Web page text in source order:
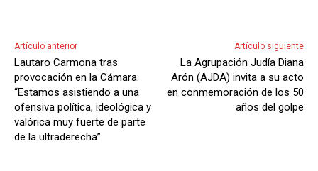
d
i
o
Artículo anterior
Lautaro Carmona tras
provocación en la Cámara:
“Estamos asistiendo a una
ofensiva política, ideológica y
valórica muy fuerte de parte
de la ultraderecha”
Artículo siguiente
La Agrupación Judía Diana
Arón (AJDA) invita a su acto
en conmemoración de los 50
años del golpe